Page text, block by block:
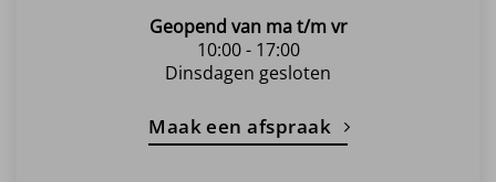
Geopend van ma t/m vr
10:00 - 17:00
Dinsdagen gesloten
Maak een afspraak